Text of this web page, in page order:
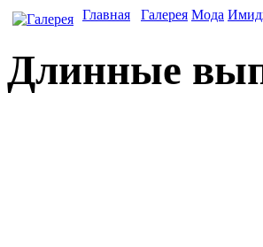
Главная Галерея Мода
Длинные